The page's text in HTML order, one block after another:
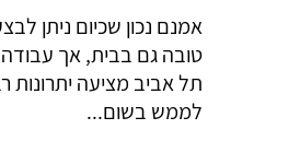
אמנם נכון שכיום ניתן
טובה גם בבית, אך
תל אביב מציעה יתרונות
לממש בשום...